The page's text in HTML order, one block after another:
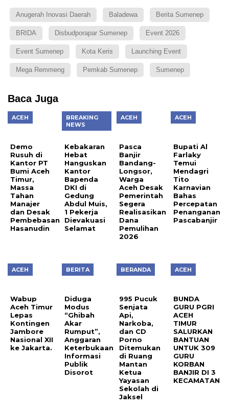
Anugerah Inovasi Daerah Baladewa Berita Sumenep
BRIDA Disbudporapar Sumenep Event 2026
Event Sumenep Kota Keris Launching Event
Mega Remmeng Pemkab Sumenep Sumenep
Baca Juga
ACEH
Demo
Rusuh di
Kantor PT
Bumi Aceh
Timur,
Massa
Tahan
Manajer
dan Desak
Pembebasan
Hasanudin
BREAKING
NEWS
Kebakaran
Hebat
Hanguskan
Kantor
Bapenda
DKI di
Gedung
Abdul Muis,
1 Pekerja
Dievakuasi
Selamat
ACEH
Pasca
Banjir
Bandang-
Longsor,
Warga
Aceh Desak
Pemerintah
Segera
Realisasikan
Dana
Pemulihan
2026
ACEH
Bupati Al
Farlaky
Temui
Mendagri
Tito
Karnavian
Bahas
Percepatan
Penanganan
Pascabanjir
ACEH
Wabup
Aceh Timur
Lepas
Kontingen
Jambore
Nasional XII
ke Jakarta.
BERITA
Diduga
Modus
“Ghibah
Akar
Rumput”,
Anggaran
Keterbukaan
Informasi
Publik
Disorot
BERANDA
995 Pucuk
Senjata
Api,
Narkoba,
dan CD
Porno
Ditemukan
di Ruang
Mantan
Ketua
Yayasan
Sekolah di
Jaksel
ACEH
BUNDA
GURU PGRI
ACEH
TIMUR
SALURKAN
BANTUAN
UNTUK 309
GURU
KORBAN
BANJIR DI 3
KECAMATAN